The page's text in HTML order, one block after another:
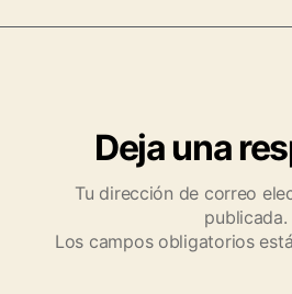
Deja una
Tu dirección de correo
publicada.
Los campos obligatorios